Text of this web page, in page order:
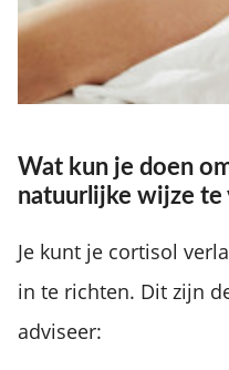
Wat kun je doen
natuurlijke wijze te
Je kunt je cortisol
in te richten. Dit zijn
adviseer: